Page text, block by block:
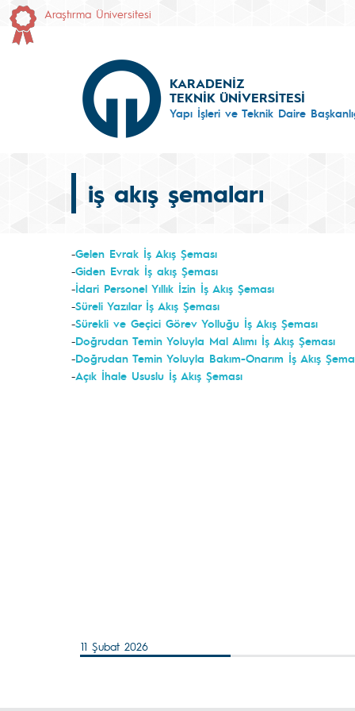
Araştırma Üniversitesi
KARADENİZ
TEKNİK ÜNİVERSİTESİ
Yapı İşleri ve Teknik Daire
iş akış şemaları
-Gelen Evrak İş Akış Şeması
-Giden Evrak İş akış Şeması
-İdari Personel Yıllık İzin İş Akış Şeması
-Süreli Yazılar İş Akış Şeması
-Sürekli ve Geçici Görev Yolluğu İş Akış Şeması
-Doğrudan Temin Yoluyla Mal Alımı İş Akış Şeması
-Doğrudan Temin Yoluyla Bakım-Onarım İş Akış
-Açık İhale Ususlu İş Akış Şeması
11 Şubat 2026